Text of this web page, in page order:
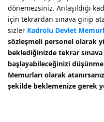
dönemezsiniz. Anlaşıldığı
için tekrardan sınava girip
sizler Kadrolu Devlet
sözleşmeli personel olarak
beklediğinizde tekrar
başlayabileceğinizi
Memurları olarak
şekilde beklemenize gerek